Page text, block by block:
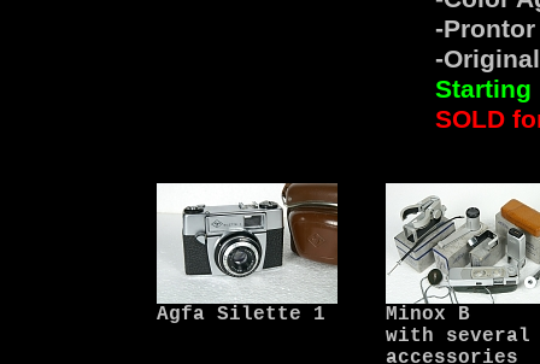
-Prontor
-
Starting
SOLD
Agfa Silette 1
Minox B
with several
accessories